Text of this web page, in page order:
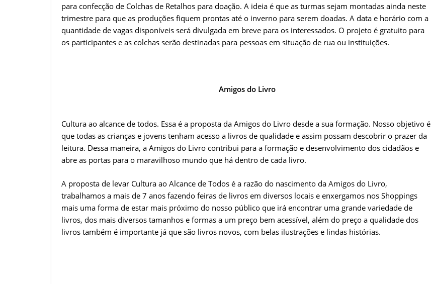
para confecção de Colchas de Retalhos para doação. A ideia é que as turmas sejam montadas ainda neste
trimestre para que as produções fiquem prontas até o inverno para serem doadas. A data e horário com a
quantidade de vagas disponíveis será divulgada em breve para os interessados. O projeto é gratuito para
os participantes e as colchas serão destinadas para pessoas em situação de rua ou instituições.
Amigos do Livro
Cultura ao alcance de todos. Essa é a proposta da Amigos do Livro desde a sua formação. Nosso objetivo é
que todas as crianças e jovens tenham acesso a livros de qualidade e assim possam descobrir o prazer da
leitura. Dessa maneira, a Amigos do Livro contribui para a formação e desenvolvimento dos cidadãos e
abre as portas para o maravilhoso mundo que há dentro de cada livro.
A proposta de levar Cultura ao Alcance de Todos é a razão do nascimento da Amigos do Livro,
trabalhamos a mais de 7 anos fazendo feiras de livros em diversos locais e enxergamos nos Shoppings
mais uma forma de estar mais próximo do nosso público que irá encontrar uma grande variedade de
livros, dos mais diversos tamanhos e formas a um preço bem acessível, além do preço a qualidade dos
livros também é importante já que são livros novos, com belas ilustrações e lindas histórias.